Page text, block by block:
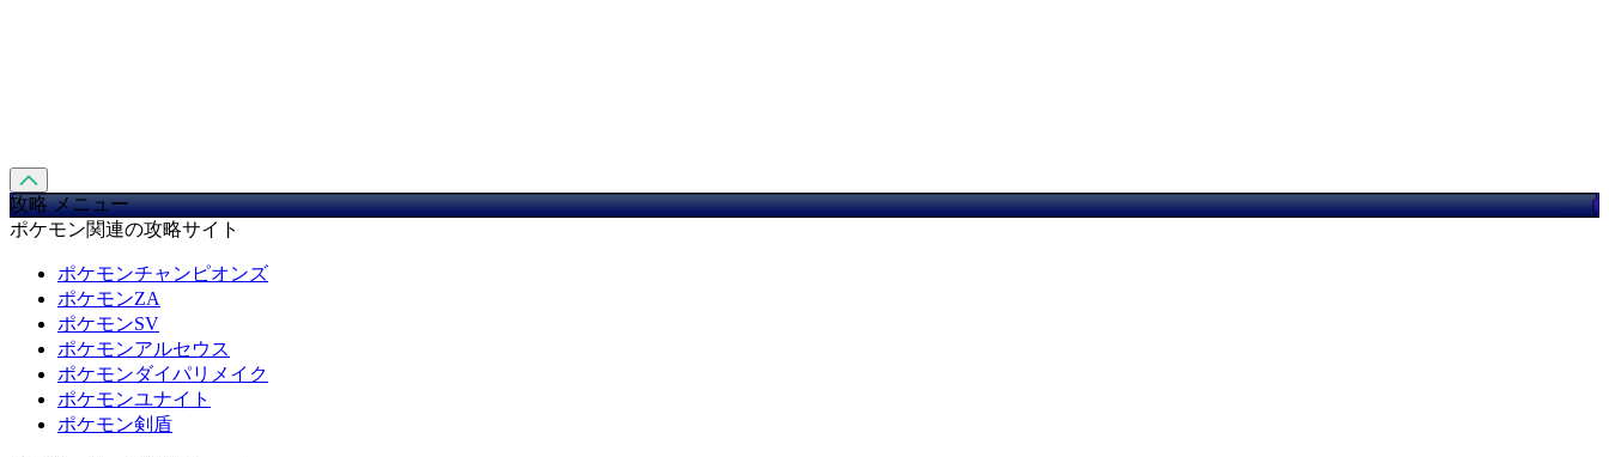
攻略 メニュー
ポケモン関連の攻略サイト
ポケモンチャンピオンズ
ポケモンZA
ポケモンSV
ポケモンアルセウス
ポケモンダイパリメイク
ポケモンユナイト
ポケモン剣盾